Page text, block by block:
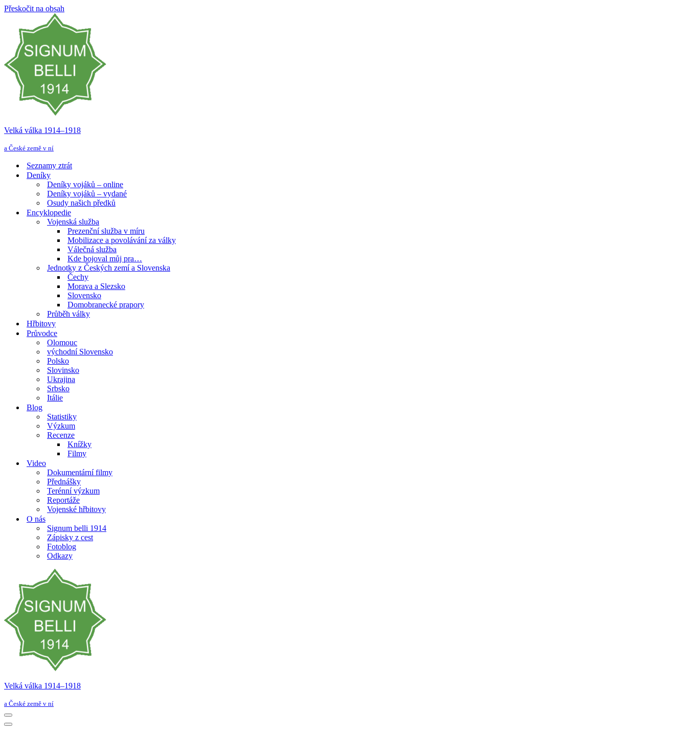
Přeskočit na obsah
Velká válka 1914–⁠⁠⁠⁠⁠⁠1918
a České země v ní
Seznamy ztrát
Deníky
Deníky vojáků – online
Deníky vojáků – vydané
Osudy našich předků
Encyklopedie
Vojenská služba
Prezenční služba v míru
Mobilizace a povolávání za války
Válečná služba
Kde bojoval můj pra…
Jednotky z Českých zemí a Slovenska
Čechy
Morava a Slezsko
Slovensko
Domobranecké prapory
Průběh války
Hřbitovy
Průvodce
Olomouc
východní Slovensko
Polsko
Slovinsko
Ukrajina
Srbsko
Itálie
Blog
Statistiky
Výzkum
Recenze
Knížky
Filmy
Video
Dokumentární filmy
Přednášky
Terénní výzkum
Reportáže
Vojenské hřbitovy
O nás
Signum belli 1914
Zápisky z cest
Fotoblog
Odkazy
Velká válka 1914–⁠⁠⁠⁠⁠⁠1918
a České země v ní
Navigační
menu
Navigační